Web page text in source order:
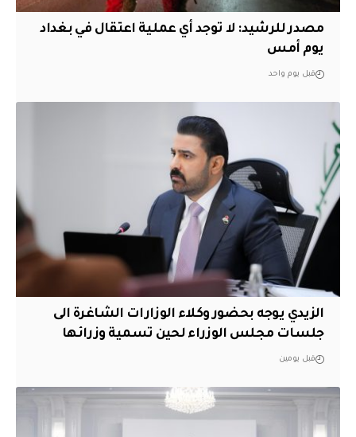
مصدر للرشيد: لا توجد أي عملية اعتقال في بغداد
يوم أمس
قبل يوم واحد
الزيدي يوجه بحضور وكلاء الوزارات الشاغرة الى
جلسات مجلس الوزراء لحين تسمية وزرائها
قبل يومين